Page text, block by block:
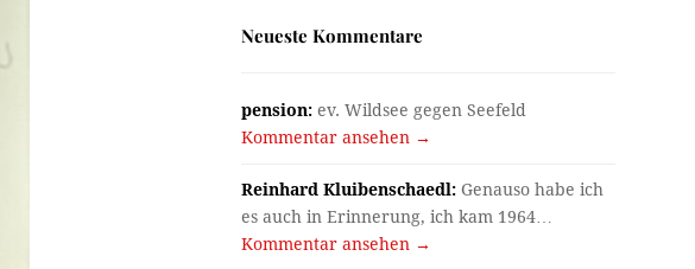
Neueste Kommentare
pension: ev. Wildsee gegen Seefeld
Kommentar ansehen →
Reinhard Kluibenschaedl: Genauso habe ich
es auch in Erinnerung, ich kam 1964…
Kommentar ansehen →